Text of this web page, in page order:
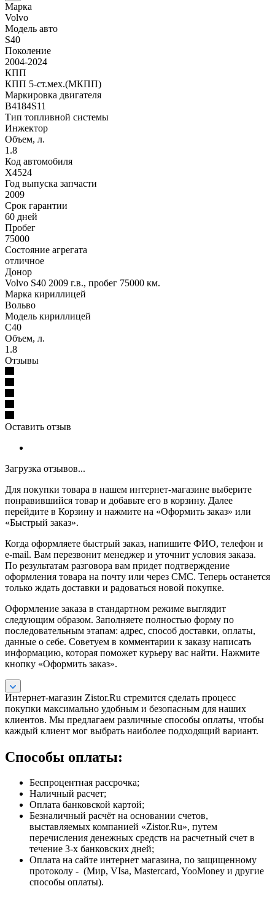
Марка
Volvo
Модель авто
S40
Поколение
2004-2024
КПП
КПП 5-ст.мех.(МКПП)
Маркировка двигателя
B4184S11
Тип топливной системы
Инжектор
Объем, л.
1.8
Код автомобиля
X4524
Год выпуска запчасти
2009
Срок гарантии
60 дней
Пробег
75000
Состояние агрегата
отличное
Донор
Volvo S40 2009 г.в., пробег 75000 км.
Марка кириллицей
Вольво
Модель кириллицей
С40
Объем, л.
1.8
Отзывы
Оставить отзыв
Загрузка отзывов...
Для покупки товара в нашем интернет-магазине выберите
понравившийся товар и добавьте его в корзину. Далее
перейдите в Корзину и нажмите на «Оформить заказ» или
«Быстрый заказ».
Когда оформляете быстрый заказ, напишите ФИО, телефон и
e-mail. Вам перезвонит менеджер и уточнит условия заказа.
По результатам разговора вам придет подтверждение
оформления товара на почту или через СМС. Теперь останется
только ждать доставки и радоваться новой покупке.
Оформление заказа в стандартном режиме выглядит
следующим образом. Заполняете полностью форму по
последовательным этапам: адрес, способ доставки, оплаты,
данные о себе. Советуем в комментарии к заказу написать
информацию, которая поможет курьеру вас найти. Нажмите
кнопку «Оформить заказ».
Интернет-магазин Zistor.Ru стремится сделать процесс
покупки максимально удобным и безопасным для наших
клиентов. Мы предлагаем различные способы оплаты, чтобы
каждый клиент мог выбрать наиболее подходящий вариант.
Способы оплаты:
Беспроцентная рассрочка;
Наличный расчет;
Оплата банковской картой;
Безналичный расчёт на основании счетов,
выставляемых компанией «Zistor.Ru», путем
перечисления денежных средств на расчетный счет в
течение 3-х банковских дней;
Оплата на сайте интернет магазина, по защищенному
протоколу - (Мир, VIsa, Mastercard, YooMoney и другие
способы оплаты).